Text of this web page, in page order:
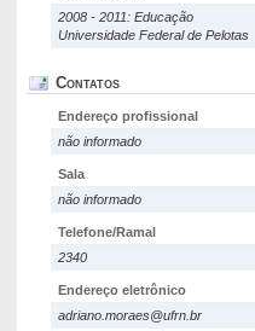
2008 - 2011: Educação
Universidade Federal de Pelotas
Contatos
Endereço profissional
não informado
Sala
não informado
Telefone/Ramal
2340
Endereço eletrônico
adriano.moraes@ufrn.br